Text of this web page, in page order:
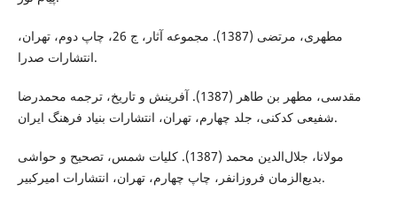
مطهری، مرتضی (1387). مجموعه آثار، ج 26، چاپ دوم، تهران،
انتشارات صدرا.
مقدسی، مطهر بن طاهر (1387). آفرینش و تاریخ، ترجمه محمدرضا
شفیعی کدکنی، جلد چهارم، تهران، انتشارات بنیاد فرهنگ ایران.
مولانا، جلال‌الدین محمد (1387). کلیات شمس، تصحیح و حواشی
بدیع‌الزمان فروزانفر، چاپ چهارم، تهران، انتشارات امیرکبیر.